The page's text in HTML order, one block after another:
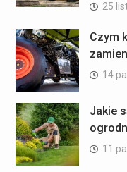
25
Czym
14
Jakie
11